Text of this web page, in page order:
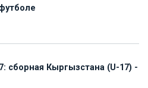
сборная Кыргызстана (U-17) -